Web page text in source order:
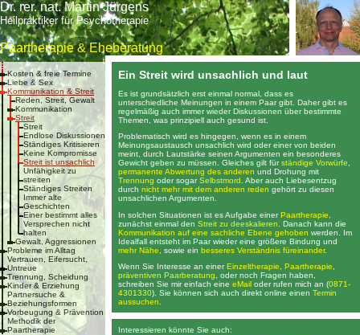
Dr. rer. nat. Martin Jürgens
Heilpraktiker für Psychotherapie
Paartherapie & Eheberatung
Kosten & freie Termine
Liebe & Sex
Kommunikation & Streit
Reden, Streit, Gewalt
Kommunikation
Streit
Streit
Endlose Diskussionen
Ständiges Kritisieren
Keine Kompromisse
Streit ist unsachlich
Unfähigkeit zu
streiten
Ständiges Streiten
Immer alte
Geschichten
Einer bestimmt alles
Versprechen nicht
halten
Gewalt, Aggressionen
Probleme im Alltag
Vertrauen, Eifersucht,
Untreue
Trennung, Scheidung
Kinder & Erziehung
Partnersuche &
Beziehungsformen
Vorbeugung & Prävention
Methodik der
Paartherapie
Ein Streit wird unsachlich und laut
Es ist grundsätzlich erst einmal normal, dass es
unterschiedliche Meinungen in einem Paar gibt. Daher gibt es
regelmäßig auch immer wieder Diskussionen über bestimmte
Themen, was prinzipiell auch gesund ist.
Problematisch wird es hingegen, wenn es in einem
Meinungsaustausch unsachlich wird oder einer von beiden
meint, durch Lautstärke seinen Argumenten ein besonderes
Gewicht geben zu müssen. Gleiches gilt fürständige Vorwürfe,
permanente Abwertung des anderen und Drohung mit
Trennung oder sogarSelbstmord. Aber auch Liebesentzug
durch nicht mehr mit dem anderen reden gehört zu diesen
unsachlichen Argumenten.
In solchen Situationen ist es Aufgabe einerPaartherapie
zunächst einmal den Streit zu deeskalieren . Danach kann die
Kommunikation auf eine sachliche Ebene gehoben werden. Im
Idealfall entsteht im Paar wieder eine größere Bindung und
mehr Nähe , sowie ein besseres Verständnis füreinander.
Wenn Sie Interesse an einer Einzeltherapie, Paartherapie,
präventiven Paarberatung, oder noch Fragen haben,
schreiben Sie mir einfach eine eMail oder rufen mich an (0871-
4301330). Sie können sich auch direkt online einen Termin
aussuchen.
Interessieren könnte Sie auch: